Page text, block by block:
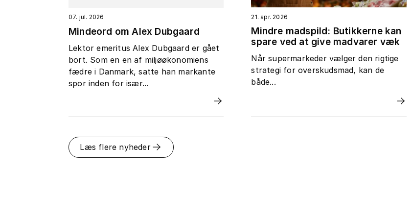
07. jul. 2026
Mindeord om Alex Dubgaard
Lektor emeritus Alex Dubgaard er gået
bort. Som en en af miljøøkonomiens
fædre i Danmark, satte han markante
spor inden for især...
21. apr. 2026
Mindre madspild: Butikkerne kan
spare ved at give madvarer væk
Når supermarkeder vælger den rigtige
strategi for overskudsmad, kan de
både...
Læs flere nyheder